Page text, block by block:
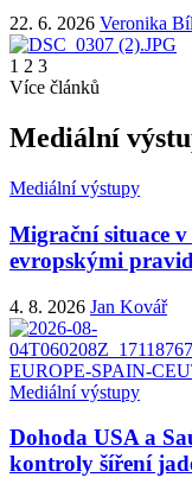
22. 6. 2026 Veronika
1 2 3
Více článků
Mediální
Mediální výstupy
Migrační situace
evropskými
4. 8. 2026 Jan Kovář
Mediální výstupy
Dohoda USA a
kontroly šíření